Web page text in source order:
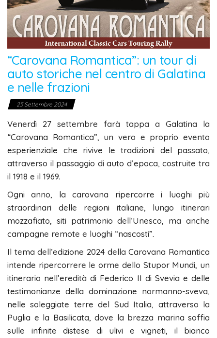
“Carovana Romantica”: un tour di
auto storiche nel centro di Galatina
e nelle frazioni
25 Settembre 2024
Venerdì 27 settembre farà tappa a Galatina la
“Carovana Romantica”, un vero e proprio evento
esperienziale che rivive le tradizioni del passato,
attraverso il passaggio di auto d’epoca, costruite tra
il 1918 e il 1969.
Ogni anno, la carovana ripercorre i luoghi più
straordinari delle regioni italiane, lungo itinerari
mozzafiato, siti patrimonio dell’Unesco, ma anche
campagne remote e luoghi “nascosti”.
Il tema dell’edizione 2024 della Carovana Romantica
intende ripercorrere le orme dello Stupor Mundi, un
itinerario nell’eredità di Federico II di Svevia e delle
testimonianze della dominazione normanno-sveva,
nelle soleggiate terre del Sud Italia, attraverso la
Puglia e la Basilicata, dove la brezza marina soffia
sulle infinite distese di ulivi e vigneti, il bianco